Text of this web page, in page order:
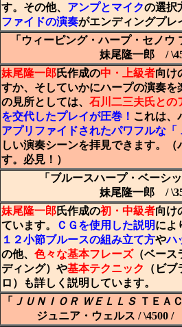
す。その他、 アンプとマイクの選択
ファイドの演奏がエンディングプレ
「ウィーピング・ハープ・セノ
妹尾隆一郎 /
妹尾隆一郎氏作成の中・上級者向け
すか、そしていかにハープの演奏
の見所としては、 石川二三夫氏との
を交代したプレイが圧巻！ これは、
アプリファイドされたパワフルな「
しい演奏シーンを拝見できます。
す。必見！）
「ブルースハープ・ベーシ
妹尾隆一郎 /
妹尾隆一郎氏作成の初・中級者向け
ています。
ＣＧを使用した説明によ
１２小節ブルースの組み立て方やハ
の他、 色々な基本フレーズ（ベース
ディング）や基本テクニック
（ビ
ロ）も詳しく説明しています。
「 ＪＵＮＩＯＲ ＷＥＬＬＳ ＴＥＡ
ジュニア・ウェルス / \4500 /